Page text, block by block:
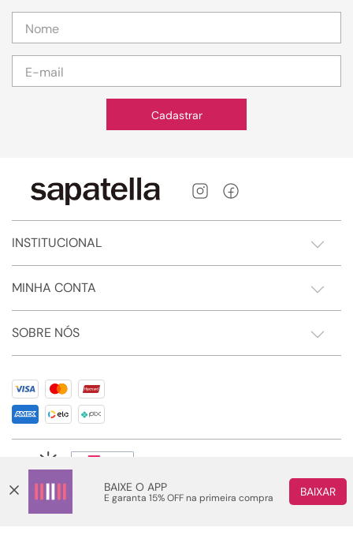
BAIXE O APP
E garanta 15% OFF na primeira compra BAIXAR
Cadastrar
INSTITUCIONAL
MINHA CONTA
SOBRE NÓS